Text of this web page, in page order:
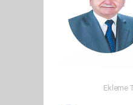
Ekleme